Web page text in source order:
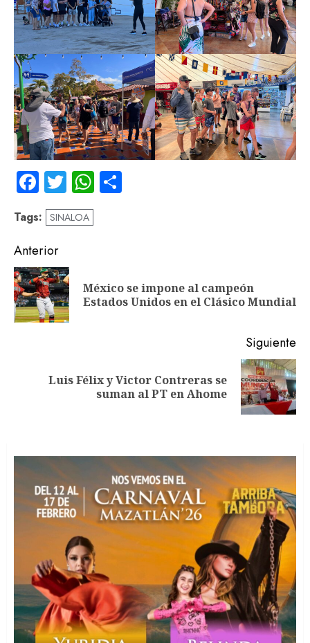
Facebook
TwitterWhatsApp
Tags: SINALOA
Navegación
de
entradas
Anterior
México se impone al campeón
Estados Unidos en el Clásico Mundial
Siguiente
SiguienteLuis Félix y Victor Contreras se
suman al PT en Ahome